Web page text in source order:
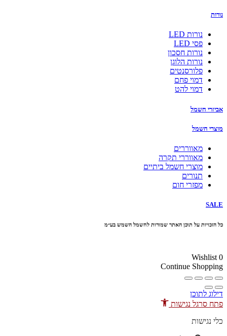
נורות
נורות LED
פסי LED
נורות חסכון
נורות הלוגן
פלורסנטים
דמוי פחם
דמוי להט
אביזרי חשמל
מוצרי חשמל
מאווררים
מאווררי תקרה
מוצרי חשמל ביתיים
תנורים
מפזרי חום
SALE
כל הזכויות על תוכן האתר שמורות לחשמל השמש בע״מ
Wishlist 0
Continue Shopping
דילוג לתוכן
פתח סרגל נגישות
כלי נגישות